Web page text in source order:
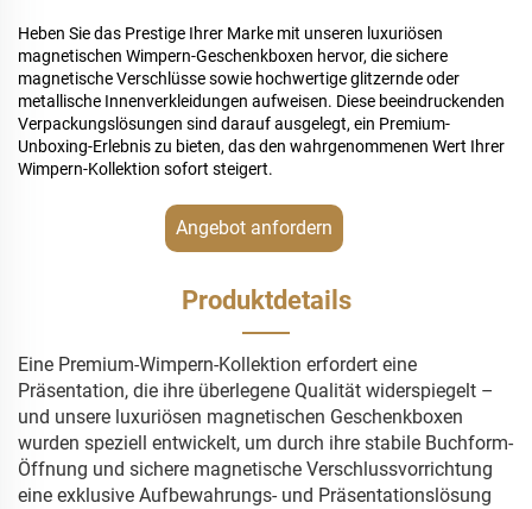
Heben Sie das Prestige Ihrer Marke mit unseren luxuriösen
magnetischen Wimpern-Geschenkboxen hervor, die sichere
magnetische Verschlüsse sowie hochwertige glitzernde oder
metallische Innenverkleidungen aufweisen. Diese beeindruckenden
Verpackungslösungen sind darauf ausgelegt, ein Premium-
Unboxing-Erlebnis zu bieten, das den wahrgenommenen Wert Ihrer
Wimpern-Kollektion sofort steigert.
Angebot anfordern
Produktdetails
Eine Premium-Wimpern-Kollektion erfordert eine
Präsentation, die ihre überlegene Qualität widerspiegelt –
und unsere luxuriösen magnetischen Geschenkboxen
wurden speziell entwickelt, um durch ihre stabile Buchform-
Öffnung und sichere magnetische Verschlussvorrichtung
eine exklusive Aufbewahrungs- und Präsentationslösung